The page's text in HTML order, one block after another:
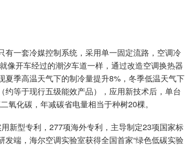
一套冷媒控制系统，采用单一固定流路，空调冷
像开车经过的潮汐车道一样，通过改造空调换热器
季高温天气下的制冷量提升8%，冬季低温天气下
等于现行五级能效产品），应用新技术后，单台
氧化碳，年减碳省电量相当于种树20棵。
新型专利，277项海外专利，主导制定23项国家标
端，海尔空调实验室获得全国首家“绿色低碳实验